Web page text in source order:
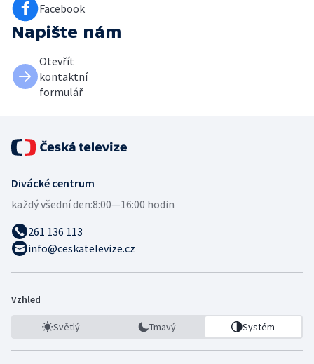
Facebook
Napište nám
Otevřít
kontaktní
formulář
Divácké centrum
každý všední den:8:00—16:00 hodin
261 136 113
info@ceskatelevize.cz
Vzhled
Světlý Tmavý Systém